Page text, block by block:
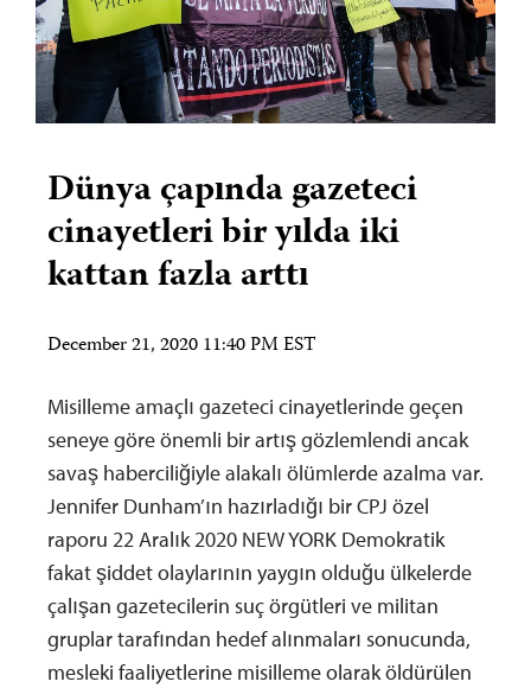
Dünya çapında gazeteci
cinayetleri bir yılda iki
kattan fazla arttı
December 21, 2020 11:40 PM EST
Misilleme amaçlı gazeteci cinayetlerinde geçen
seneye göre önemli bir artış gözlemlendi ancak
savaş haberciliğiyle alakalı ölümlerde azalma var.
Jennifer Dunham’ın hazırladığı bir CPJ özel
raporu 22 Aralık 2020 NEW YORK Demokratik
fakat şiddet olaylarının yaygın olduğu ülkelerde
çalışan gazetecilerin suç örgütleri ve militan
gruplar tarafından hedef alınmaları sonucunda,
mesleki faaliyetlerine misilleme olarak öldürülen